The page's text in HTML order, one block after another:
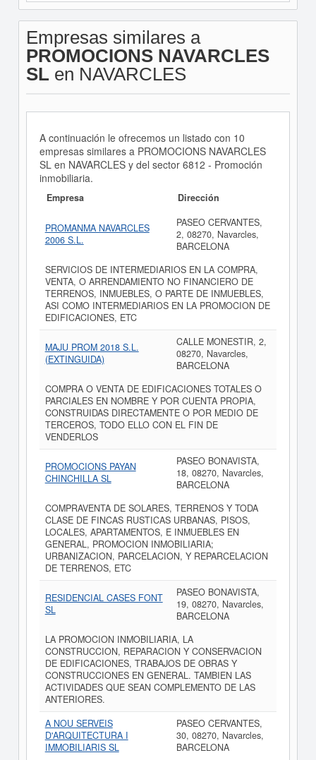
Empresas similares a
PROMOCIONS NAVARCLES
SL en NAVARCLES
A continuación le ofrecemos un listado con 10
empresas similares a PROMOCIONS NAVARCLES
SL en NAVARCLES y del sector 6812 - Promoción
inmobiliaria.
Empresa Dirección
PROMANMA NAVARCLES
2006 S.L.
PASEO CERVANTES,
2, 08270, Navarcles,
BARCELONA
SERVICIOS DE INTERMEDIARIOS EN LA COMPRA,
VENTA, O ARRENDAMIENTO NO FINANCIERO DE
TERRENOS, INMUEBLES, O PARTE DE INMUEBLES,
ASI COMO INTERMEDIARIOS EN LA PROMOCION DE
EDIFICACIONES, ETC
MAJU PROM 2018 S.L.
(EXTINGUIDA)
CALLE MONESTIR, 2,
08270, Navarcles,
BARCELONA
COMPRA O VENTA DE EDIFICACIONES TOTALES O
PARCIALES EN NOMBRE Y POR CUENTA PROPIA,
CONSTRUIDAS DIRECTAMENTE O POR MEDIO DE
TERCEROS, TODO ELLO CON EL FIN DE
VENDERLOS
PROMOCIONS PAYAN
CHINCHILLA SL
PASEO BONAVISTA,
18, 08270, Navarcles,
BARCELONA
COMPRAVENTA DE SOLARES, TERRENOS Y TODA
CLASE DE FINCAS RUSTICAS URBANAS, PISOS,
LOCALES, APARTAMENTOS, E INMUEBLES EN
GENERAL, PROMOCION INMOBILIARIA;
URBANIZACION, PARCELACION, Y REPARCELACION
DE TERRENOS, ETC
RESIDENCIAL CASES FONT
SL
PASEO BONAVISTA,
19, 08270, Navarcles,
BARCELONA
LA PROMOCION INMOBILIARIA, LA
CONSTRUCCION, REPARACION Y CONSERVACION
DE EDIFICACIONES, TRABAJOS DE OBRAS Y
CONSTRUCCIONES EN GENERAL. TAMBIEN LAS
ACTIVIDADES QUE SEAN COMPLEMENTO DE LAS
ANTERIORES.
A NOU SERVEIS
D'ARQUITECTURA I
IMMOBILIARIS SL
PASEO CERVANTES,
30, 08270, Navarcles,
BARCELONA